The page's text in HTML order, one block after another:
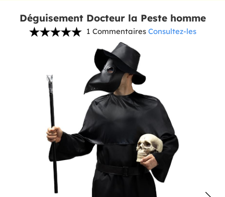
Déguisement Docteur la Peste homme
1 Commentaires Consultez-les